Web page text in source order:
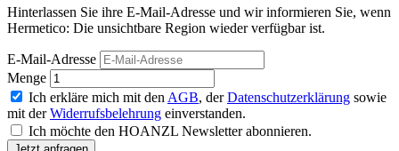
Hinterlassen Sie ihre E-Mail-Adresse und wir informieren Sie, wenn
Hermetico: Die unsichtbare Region wieder verfügbar ist.
E-Mail-Adresse
Menge
Ich erkläre mich mit den AGB, derDatenschutzerklärung sowie
mit derWiderrufsbelehrung einverstanden.
Ich möchte den HOANZL Newsletter abonnieren.